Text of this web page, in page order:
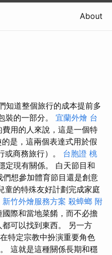
About
知道整個旅行的成本提前多
裝的一部分。 宜蘭外燴 台
用的人來說，這是一個特
的是，這兩個表達式用於假
或商務旅行）。 台胞證 桃
定現有關係。 白天節目和
們想參加體育節目還是創意
童的特殊友好計劃完成家庭
新竹外燴服務方案 殺蟑螂 附
際和當地菜餚，而不必擔
可以找到東西。 另一方
特定宗教中扮演重要角色
這就是這種關係長期和穩